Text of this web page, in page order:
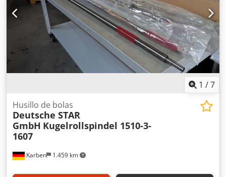
1 /7
Karben 1.459 km
Husillo de bolas
Deutsche STAR
GmbH Kugelrollspindel 1510-3-
1607